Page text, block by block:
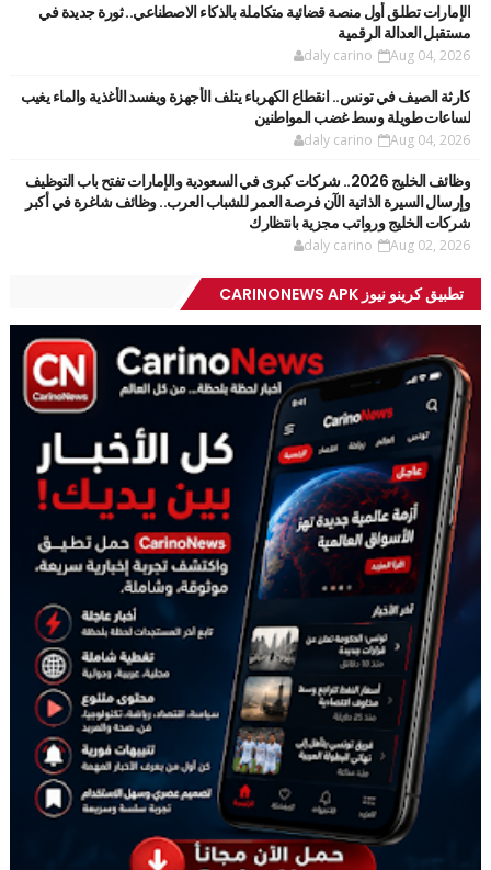
الإمارات تطلق أول منصة قضائية متكاملة بالذكاء الاصطناعي.. ثورة جديدة في
مستقبل العدالة الرقمية
daly carino Aug 04, 2026
كارثة الصيف في تونس.. انقطاع الكهرباء يتلف الأجهزة ويفسد الأغذية والماء يغيب
لساعات طويلة وسط غضب المواطنين
daly carino Aug 04, 2026
وظائف الخليج 2026.. شركات كبرى في السعودية والإمارات تفتح باب التوظيف
وإرسال السيرة الذاتية الآن فرصة العمر للشباب العرب.. وظائف شاغرة في أكبر
شركات الخليج ورواتب مجزية بانتظارك
daly carino Aug 02, 2026
تطبيق كرينو نيوز CARINONEWS APK